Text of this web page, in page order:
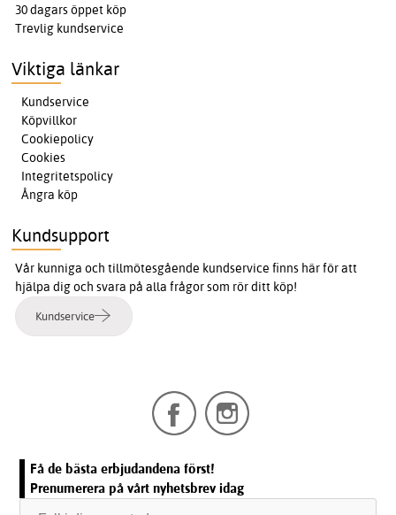
30 dagars öppet köp
Trevlig kundservice
Viktiga länkar
Kundservice
Köpvillkor
Cookiepolicy
Cookies
Integritetspolicy
Ångra köp
Kundsupport
Vår kunniga och tillmötesgående kundservice finns här för att
hjälpa dig och svara på alla frågor som rör ditt köp!
Kundservice
Få de bästa erbjudandena först!
Prenumerera på vårt nyhetsbrev idag